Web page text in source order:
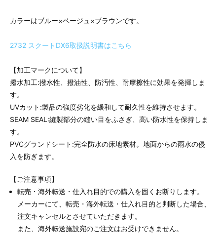
カラーはブルー×ベージュ×ブラウンです。
2732 スクートDX6取扱説明書はこちら
【加工マークについて】
撥水加工:撥水性、撥油性、防汚性、耐摩擦性に効果を発揮しま
す。
UVカット:製品の強度劣化を緩和して耐久性を維持させます。
SEAM SEAL:縫製部分の縫い目をふさぎ、高い防水性を保持しま
す。
PVCグランドシート:完全防水の床地素材。地面からの雨水の侵
入を防ぎます。
【ご注意事項】
転売・海外転送・仕入れ目的での購入を固くお断りします。
メーカーにて、転売・海外転送・仕入れ目的と判断した場合、
注文キャンセルとさせていただきます。
また、海外転送施設宛のご注文はお受けできません。